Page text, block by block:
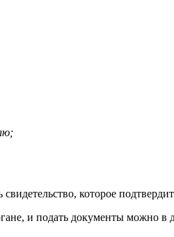
которое
и подать документы можно в